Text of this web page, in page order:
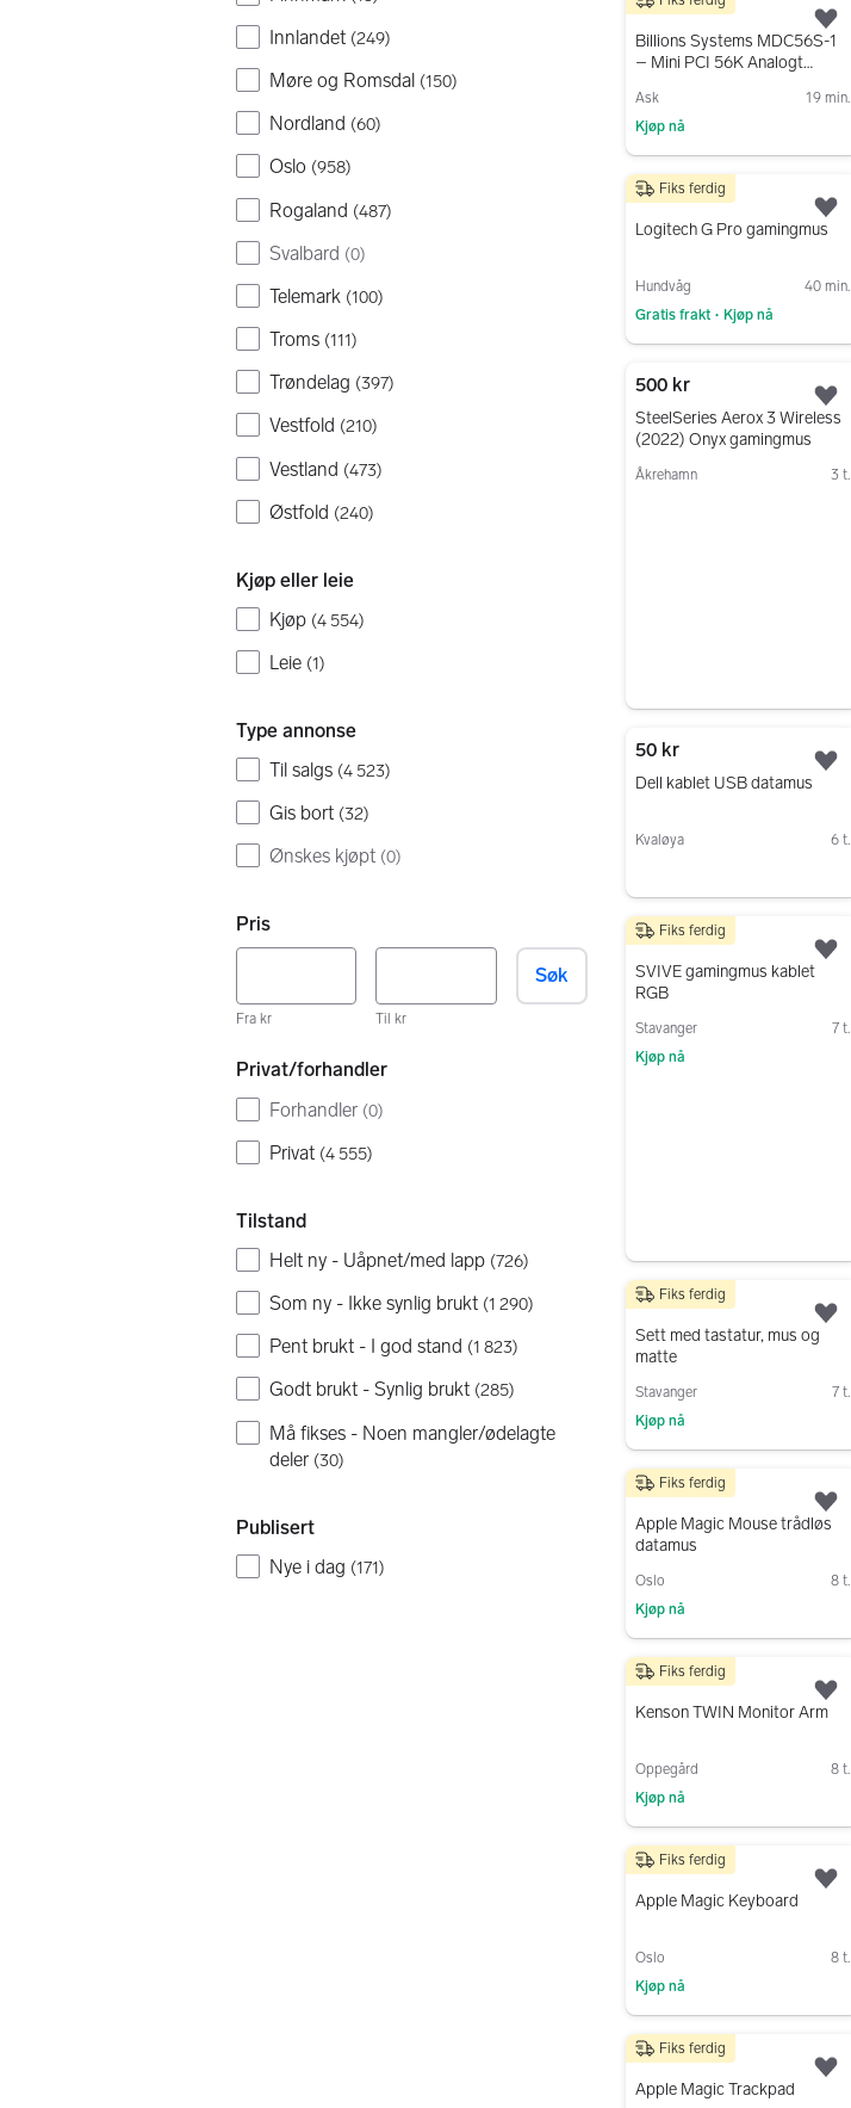
Innlandet (249)
Møre og Romsdal (150)
Nordland (60)
Oslo (958)
Rogaland (487)
Svalbard (0)
Telemark (100)
Troms (111)
Trøndelag (397)
Vestfold (210)
Vestland (473)
Østfold (240)
Kjøp eller leie
Kjøp (4 554)
Leie (1)
Type annonse
Til salgs (4 523)
Gis bort (32)
Ønskes kjøpt (0)
Pris
Fra kr Til kr
Søk
Privat/forhandler
Forhandler (0)
Privat (4 555)
Tilstand
Helt ny - Uåpnet/med lapp (726)
Som ny - Ikke synlig brukt (1 290)
Pent brukt - I god stand (1 823)
Godt brukt - Synlig brukt (285)
Må fikses - Noen mangler/ødelagte
deler (30)
Publisert
Nye i dag (171)
30 kr
Billions Systems MDC56S-1
– Mini PCI 56K Analogt
Ask
19 min.
Kjøp nå
450 kr
Logitech G Pro gamingmus
Hundvåg
40 min.
Gratis frakt • Kjøp nå
Fiks ferdig
500 kr
SteelSeries Aerox 3 Wireless
(2022) Onyx gamingmus
Åkrehamn 3 t.
50 kr
Dell kablet USB datamus
Kvaløya 6 t.
199 kr
SVIVE gamingmus kablet
RGB
Stavanger
7 t.
Kjøp nå
Fiks ferdig
399 kr
Sett med tastatur, mus og
matte
Stavanger
7 t.
Kjøp nå
Fiks ferdig
200 kr
Apple Magic Mouse trådløs
datamus
Oslo
8 t.
Kjøp nå
Fiks ferdig
500 kr
Kenson TWIN Monitor Arm
Oppegård
8 t.
Kjøp nå
Fiks ferdig
1 000 kr
Apple Magic Keyboard
Oslo
8 t.
Kjøp nå
Fiks ferdig
1 000 kr
Apple Magic Trackpad
Fiks ferdig